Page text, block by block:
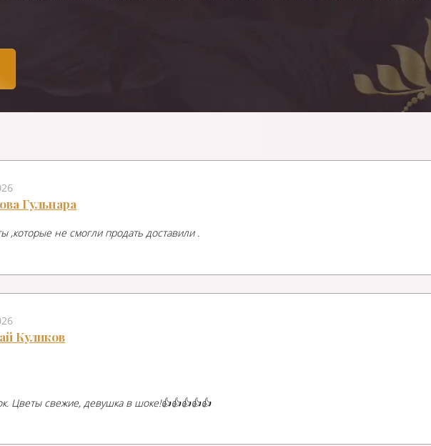
Гульнара
,которые не смогли продать доставили .
Куликов
Цветы свежие, девушка в шоке!👍👍👍👍👍